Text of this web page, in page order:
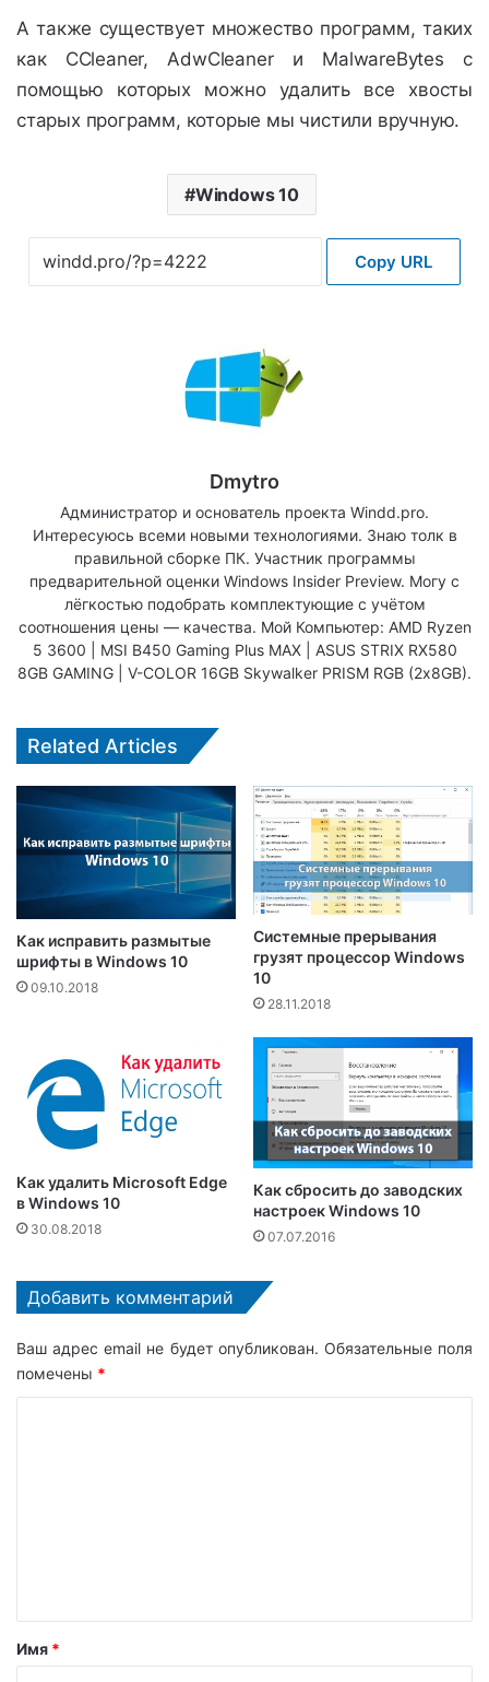
А также существует множество программ, таких
как CCleaner, AdwCleaner и MalwareBytes с
помощью которых можно удалить все хвосты
старых программ, которые мы чистили вручную.
Windows 10
Copy URL
Dmytro
Администратор и основатель проекта Windd.pro.
Интересуюсь всеми новыми технологиями. Знаю толк в
правильной сборке ПК. Участник программы
предварительной оценки Windows Insider Preview. Могу с
лёгкостью подобрать комплектующие с учётом
соотношения цены — качества. Мой Компьютер: AMD Ryzen
5 3600 | MSI B450 Gaming Plus MAX | ASUS STRIX RX580
8GB GAMING | V-COLOR 16GB Skywalker PRISM RGB (2х8GB).
Related Articles
Как исправить размытые
шрифты в Windows 10
09.10.2018
Системные прерывания
грузят процессор Windows
10
28.11.2018
Как удалить Microsoft Edge
в Windows 10
30.08.2018
Как сбросить до заводских
настроек Windows 10
07.07.2016
Добавить комментарий
Ваш адрес email не будет опубликован. Обязательные поля
помечены *
а
Имя *